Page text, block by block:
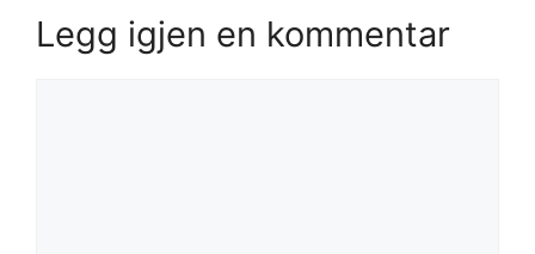
Legg igjen en kommentar